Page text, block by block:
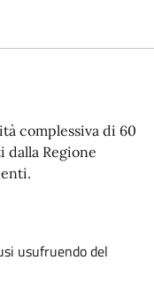
complessiva di 60
Regione
usufruendo del